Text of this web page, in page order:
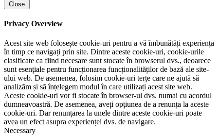
Close
Privacy Overview
Acest site web folosește cookie-uri pentru a vă îmbunătăți experiența
în timp ce navigați prin site. Dintre aceste cookie-uri, cookie-urile
clasificate ca fiind necesare sunt stocate în browserul dvs., deoarece
sunt esențiale pentru funcționarea funcționalităților de bază ale site-
ului web. De asemenea, folosim cookie-uri terțe care ne ajută să
analizăm și să înțelegem modul în care utilizați acest site web.
Aceste cookie-uri vor fi stocate în browser-ul dvs. numai cu acordul
dumneavoastră. De asemenea, aveți opțiunea de a renunța la aceste
cookie-uri. Dar renunțarea la unele dintre aceste cookie-uri poate
avea un efect asupra experienței dvs. de navigare.
Necessary